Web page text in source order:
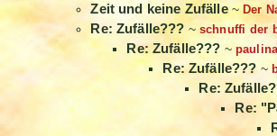
Zeit und keine Zufälle~ Der
Re: Zufälle??? ~ schnuffi der
Re: Zufälle??? ~
Re: Zufälle??? ~
Re:
Re: